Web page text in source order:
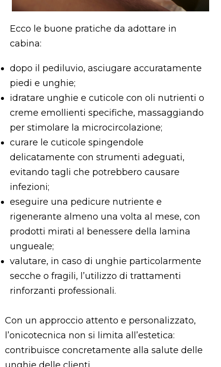
Ecco le buone pratiche da adottare in
cabina:
dopo il pediluvio, asciugare accuratamente
piedi e unghie;
idratare unghie e cuticole con oli nutrienti o
creme emollienti specifiche, massaggiando
per stimolare la microcircolazione;
curare le cuticole spingendole
delicatamente con strumenti adeguati,
evitando tagli che potrebbero causare
infezioni;
eseguire una pedicure nutriente e
rigenerante almeno una volta al mese, con
prodotti mirati al benessere della lamina
ungueale;
valutare, in caso di unghie particolarmente
secche o fragili, l’utilizzo di trattamenti
rinforzanti professionali.
Con un approccio attento e personalizzato,
l’onicotecnica non si limita all’estetica:
contribuisce concretamente alla salute delle